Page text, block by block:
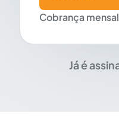
Cobrança
Já é